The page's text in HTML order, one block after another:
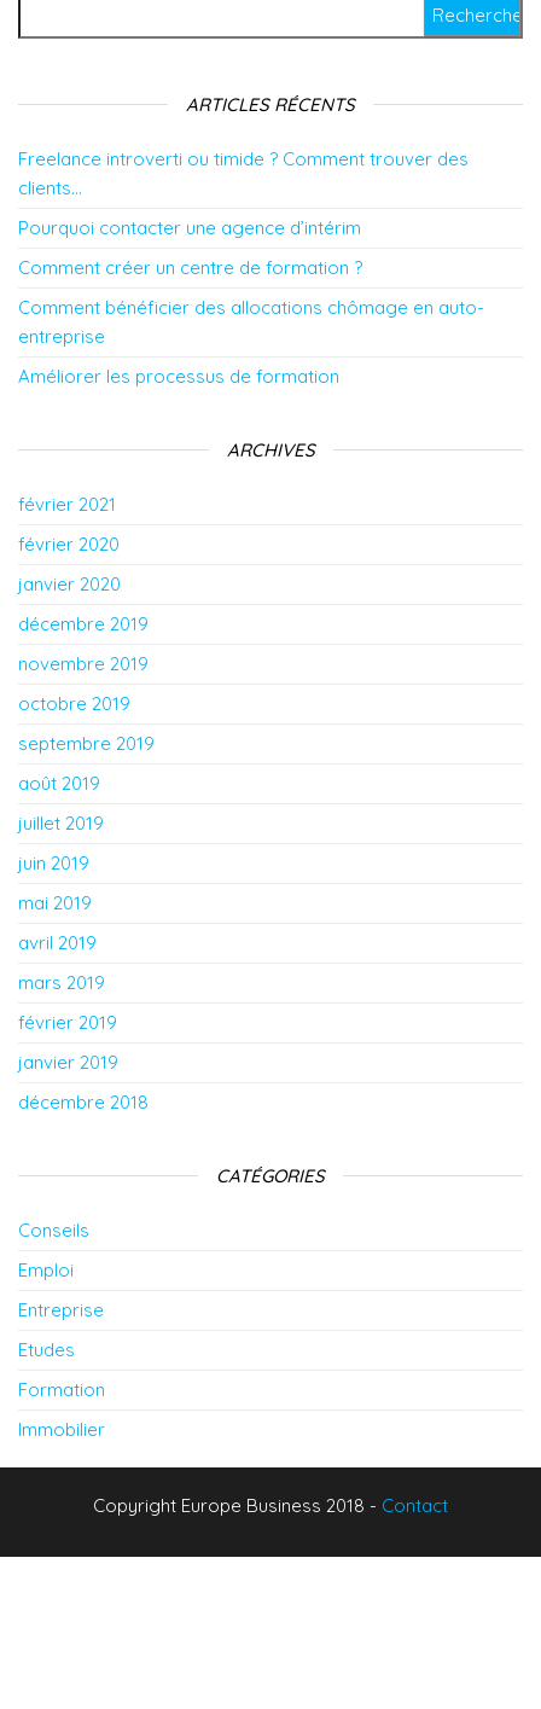
ARTICLES RÉCENTS
Freelance introverti ou timide ? Comment trouver des
clients…
Pourquoi contacter une agence d’intérim
Comment créer un centre de formation ?
Comment bénéficier des allocations chômage en auto-
entreprise
Améliorer les processus de formation
ARCHIVES
février 2021
février 2020
janvier 2020
décembre 2019
novembre 2019
octobre 2019
septembre 2019
août 2019
juillet 2019
juin 2019
mai 2019
avril 2019
mars 2019
février 2019
janvier 2019
décembre 2018
CATÉGORIES
Conseils
Emploi
Entreprise
Etudes
Formation
Immobilier
Copyright Europe Business 2018 - Contact